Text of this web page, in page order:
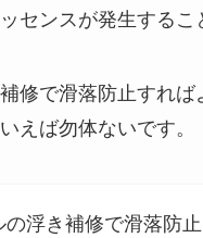
センスが発生するこ
修で滑落防止すれ
えば勿体ないです。
浮き補修で滑落防